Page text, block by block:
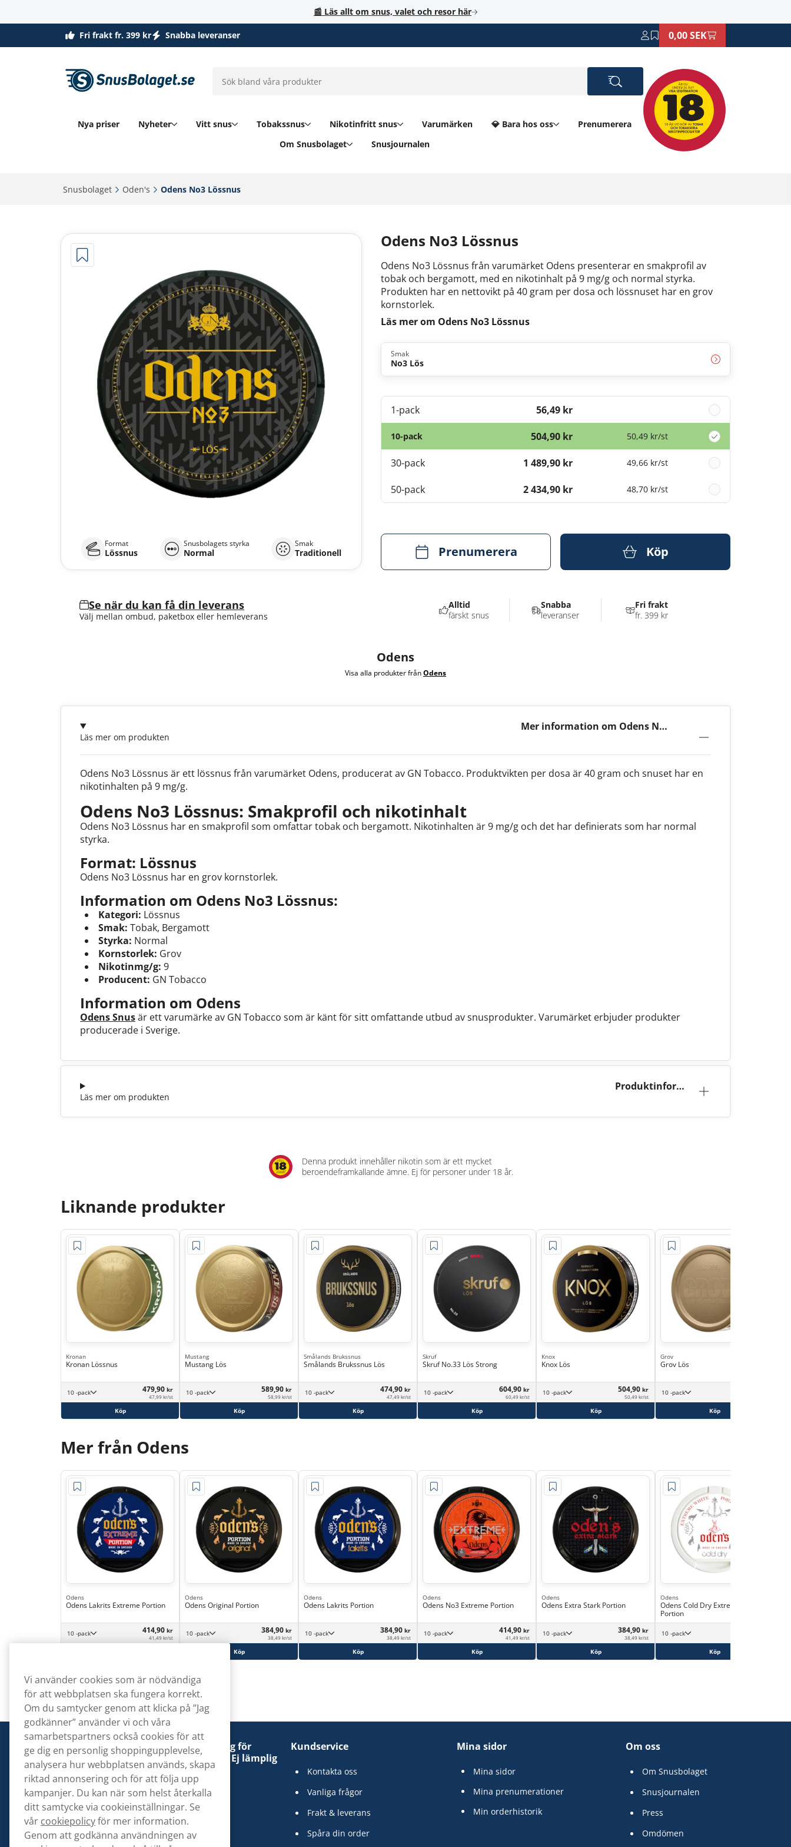
📰 Läs allt om snus, valet och resor här
Fri frakt fr. 399 kr Snabba leveranser 0,00 SEK
Nya priser Nyheter Vitt snus Tobakssnus Nikotinfritt snus Varumärken 💎 Bara hos oss
Prenumerera
Om Snusbolaget
Snusjournalen
Snusbolaget‎ Oden's‎ Odens No3 Lössnus‎
Odens No3 Lössnus
Odens No3 Lössnus från varumärket Odens presenterar en smakprofil av
tobak och bergamott, med en nikotinhalt på 9 mg/g och normal styrka.
Produkten har en nettovikt på 40 gram per dosa och lössnuset har en grov
kornstorlek.
Läs mer om Odens No3 Lössnus
Format
Lössnus
Snusbolagets styrka
Normal
Smak
Traditionell
Smak
No3 Lös
1-pack 56,49 kr
10-pack 504,90 kr 50,49 kr/st
30-pack 1 489,90 kr 49,66 kr/st
50-pack 2 434,90 kr 48,70 kr/st
Prenumerera Köp
Se när du kan få din leverans
Välj mellan ombud, paketbox eller hemleverans
Mer information om Odens No3
Läs mer om produkten
Odens No3 Lössnus är ett lössnus från varumärket Odens, producerat av GN Tobacco. Produktvikten per dosa är 40 gram och snuset har en
nikotinhalten på 9 mg/g.
Odens No3 Lössnus: Smakprofil och nikotinhalt
Odens No3 Lössnus har en smakprofil som omfattar tobak och bergamott. Nikotinhalten är 9 mg/g och det har definierats som har normal
styrka.
Format: Lössnus
Odens No3 Lössnus har en grov kornstorlek.
Information om Odens No3 Lössnus:
Kategori: Lössnus
Smak: Tobak, Bergamott
Styrka: Normal
Kornstorlek: Grov
Nikotinmg/g: 9
Producent: GN Tobacco
Information om Odens
Odens Snusär ett varumärke av GN Tobacco som är känt för sitt omfattande utbud av snusprodukter. Varumärket erbjuder produkter
producerade i Sverige.
Produktinforma
Läs mer om produkten
Odens
Visa alla produkter frånOdens
Alltid
färskt snus
Snabba
leveranser
Fri frakt
fr. 399 kr
Denna produkt innehåller nikotin som är ett mycket
beroendeframkallande ämne. Ej för personer under 18 år.
Liknande produkter
Kronan
Kronan Lössnus
10 -pack 479,90 kr
47,99 kr/st
Köp
Mustang
Mustang Lös
10 -pack 589,90 kr
58,99 kr/st
Köp
Smålands Brukssnus
Smålands Brukssnus Lös
10 -pack 474,90 kr
47,49 kr/st
Köp
Skruf
Skruf No.33 Lös Strong
10 -pack 604,90 kr
60,49 kr/st
Köp
Knox
Knox Lös
10 -pack 504,90 kr
50,49 kr/st
Köp
Grov
Grov Lös
10 -pack
Köp
Mer från Odens
Odens
Odens Lakrits Extreme Portion
10 -pack 414,90 kr
41,49 kr/st
Odens
Odens Original Portion
10 -pack 384,90 kr
38,49 kr/st
Köp
Odens
Odens Lakrits Portion
10 -pack 384,90 kr
38,49 kr/st
Köp
Odens
Odens No3 Extreme Portion
10 -pack 414,90 kr
41,49 kr/st
Köp
Odens
Odens Extra Stark Portion
10 -pack 384,90 kr
38,49 kr/st
Köp
Odens
Odens Cold Dry Extreme White
Portion
10 -pack
Köp
Denna tobaksprodukt kan vara skadlig för
hälsan och är beroendeframkallande. Ej lämplig
för personer under 18 år.
Kontakta oss
Kundservice
Kontakta oss
Vanliga frågor
Frakt & leverans
Spåra din order
Mina sidor
Mina sidor
Mina prenumerationer
Min orderhistorik
Om oss
Om Snusbolaget
Snusjournalen
Press
Omdömen
Vi använder cookies som är nödvändiga
för att webbplatsen ska fungera korrekt.
Om du samtycker genom att klicka på ”Jag
godkänner” använder vi och våra
samarbetspartners också cookies för att
ge dig en personlig shoppingupplevelse,
analysera hur webbplatsen används, skapa
riktad annonsering och för att följa upp
kampanjer. Du kan när som helst återkalla
ditt samtycke via cookieinställningar. Se
vår cookiepolicyför mer information.
Genom att godkänna användningen av